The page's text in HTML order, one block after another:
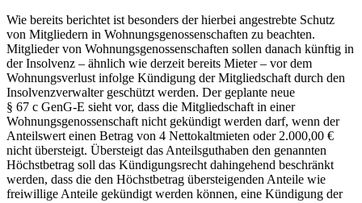
Wie bereits berichtet ist besonders der hierbei angestrebte Schutz
von Mitgliedern in Wohnungsgenossenschaften zu beachten.
Mitglieder von Wohnungsgenossenschaften sollen danach künftig in
der Insolvenz – ähnlich wie derzeit bereits Mieter – vor dem
Wohnungsverlust infolge Kündigung der Mitgliedschaft durch den
Insolvenzverwalter geschützt werden. Der geplante neue
§ 67 c GenG-E sieht vor, dass die Mitgliedschaft in einer
Wohnungsgenossenschaft nicht gekündigt werden darf, wenn der
Anteilswert einen Betrag von 4 Nettokaltmieten oder 2.000,00 €
nicht übersteigt. Übersteigt das Anteilsguthaben den genannten
Höchstbetrag soll das Kündigungsrecht dahingehend beschränkt
werden, dass die den Höchstbetrag übersteigenden Anteile wie
freiwillige Anteile gekündigt werden können, eine Kündigung der